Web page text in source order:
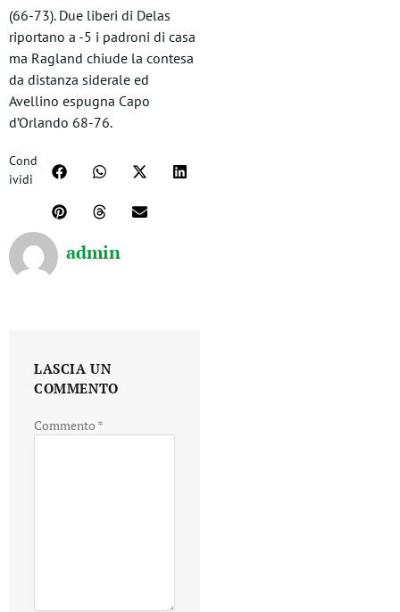
(66-73). Due liberi di Delas
riportano a -5 i padroni di casa
ma Ragland chiude la contesa
da distanza siderale ed
Avellino espugna Capo
d’Orlando 68-76.
Cond
ividi
admin
LASCIA UN
COMMENTO
Commento *